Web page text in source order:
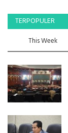
TERPOPULER
This Week